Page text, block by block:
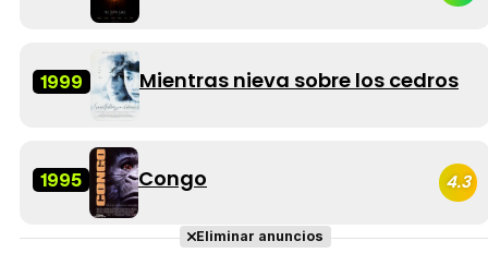
1999 Mientras nieva sobre los cedros
1995 Congo 4.3
Eliminar anuncios